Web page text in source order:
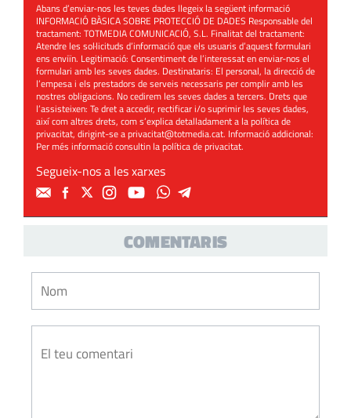
Abans d’enviar-nos les teves dades llegeix la següent informació
INFORMACIÓ BÀSICA SOBRE PROTECCIÓ DE DADES Responsable del
tractament: TOTMEDIA COMUNICACIÓ, S.L. Finalitat del tractament:
Atendre les sol·licituds d’informació que els usuaris d’aquest formulari
ens enviïn. Legitimació: Consentiment de l’interessat en enviar-nos el
formulari amb les seves dades. Destinataris: El personal, la direcció de
l’empesa i els prestadors de serveis necessaris per complir amb les
nostres obligacions. No cedirem les seves dades a tercers. Drets que
l’assisteixen: Te dret a accedir, rectificar i/o suprimir les seves dades,
així com altres drets, com s’explica detalladament a la política de
privacitat, dirigint-se aprivacitat@totmedia.cat. Informació addicional:
Per més informació consultin lapolítica de privacitat.
Segueix-nos a les xarxes
COMENTARIS